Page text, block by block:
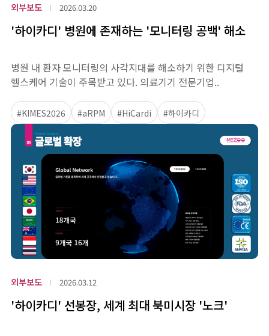
외부보도 2026.03.20
'하이카디' 병원에 존재하는 '모니터링 공백' 해소
병원 내 환자 모니터링의 사각지대를 해소하기 위한 디지털
헬스케어 기술이 주목받고 있다. 의료기기 전문기업..
#KIMES2026 #aRPM #HiCardi #하이카디
외부보도 2026.03.12
'하이카디' 선봉장, 세계 최대 북미시장 '노크'